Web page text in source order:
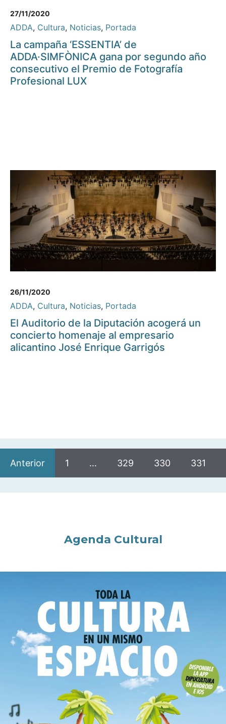
27/11/2020
ADDA, Cultura, Noticias, Portada
La campaña ‘ESSENTIA’ de
ADDA·SIMFÒNICA gana por segundo año
consecutivo el Premio de Fotografía
Profesional LUX
26/11/2020
ADDA, Cultura, Noticias, Portada
El Auditorio de la Diputación acogerá un
concierto homenaje al empresario
alicantino José Enrique Garrigós
Anterior 1 … 329 330 331
Agenda Cultural